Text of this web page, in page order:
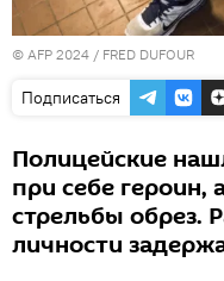
© AFP 2024 / FRED DUFOUR
Подписаться
Полицейские
при себе
стрельбы обрез.
личности